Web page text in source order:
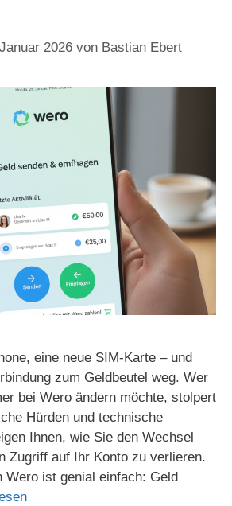
2026 von Bastian Ebert
eine neue SIM-Karte – und
zum Geldbeutel weg. Wer
bei Wero ändern möchte, stolpert
Hürden und technische
Ihnen, wie Sie den Wechsel
Zugriff auf Ihr Konto zu verlieren.
Wero ist genial einfach: Geld